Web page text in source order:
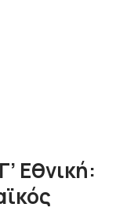
Εθνική: